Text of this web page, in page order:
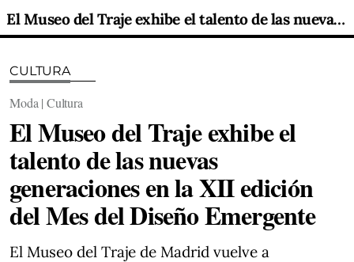
El Museo del Traje exhibe el talento de las nuevas generaciones en la XII edición del Mes del Diseño Emergente
CULTURA
Moda | Cultura
El Museo del Traje exhibe el
talento de las nuevas
generaciones en la XII edición
del Mes del Diseño Emergente
El Museo del Traje de Madrid vuelve a